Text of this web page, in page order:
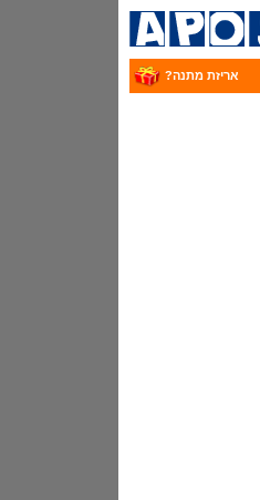
אריזת מתנה?